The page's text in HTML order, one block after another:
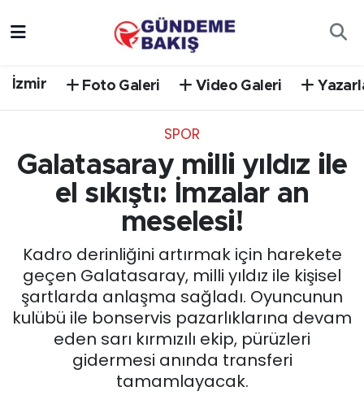
İzmir Foto Galeri Video Galeri
SPOR
Galatasaray milli yıldız ile
el sıkıştı: İmzalar an
meselesi!
Kadro derinliğini artırmak için harekete
geçen Galatasaray, milli yıldız ile kişisel
şartlarda anlaşma sağladı. Oyuncunun
kulübü ile bonservis pazarlıklarına devam
eden sarı kırmızılı ekip, pürüzleri
gidermesi anında transferi
tamamlayacak.
EGE
EKONOMİ
English News
GÜNCEL
KÜLTÜR SANAT
Süper Lig Puan Durumu ve Fikstür
Tüm Manşetler
Son Dakika Haberleri
Haber Arşivi